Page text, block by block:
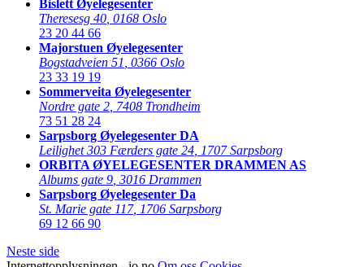
Bislett Øyelegesenter
Theresesg 40 0168 Oslo
23 20 44 66
Majorstuen Øyelegesenter
Bogstadveien 51 0366 Oslo
23 33 19 19
Sommerveita Øyelegesenter
Nordre gate 2 7408 Trondheim
73 51 28 24
Sarpsborg Øyelegesenter DA
Leilighet 303 Færders gate 24 1707 Sarpsborg
ORBITA ØYELEGESENTER DRAMMEN AS
Albums gate 9 3016 Drammen
Sarpsborg Øyelegesenter Da
St. Marie gate 117, 1706 Sarpsborg
69 12 66 90
Neste side